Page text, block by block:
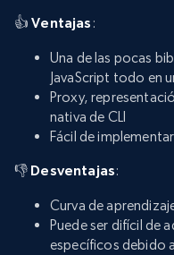
👍Ventajas :
Una de las pocas
JavaScript todo en
Proxy,
nativa de CLI
Fácil de implementar
👎 Desventajas:
Curva de
Puede ser difícil de
específicos debido